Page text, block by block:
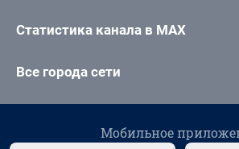
Статистика канала в MAX
Все города сети
Мобильное